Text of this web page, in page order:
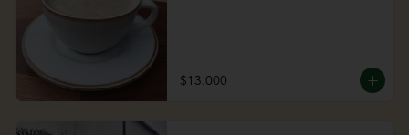
$13.000